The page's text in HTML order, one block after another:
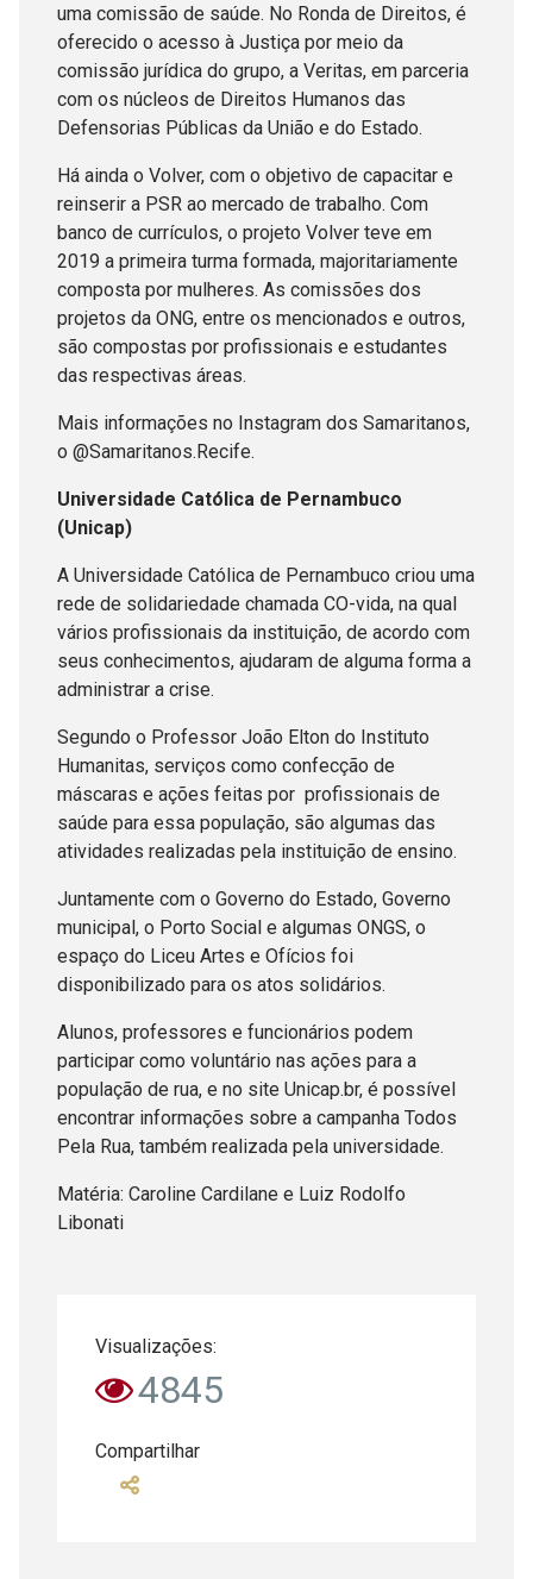
uma comissão de saúde. No Ronda de Direitos, é
oferecido o acesso à Justiça por meio da
comissão jurídica do grupo, a Veritas, em parceria
com os núcleos de Direitos Humanos das
Defensorias Públicas da União e do Estado.
Há ainda o Volver, com o objetivo de capacitar e
reinserir a PSR ao mercado de trabalho. Com
banco de currículos, o projeto Volver teve em
2019 a primeira turma formada, majoritariamente
composta por mulheres. As comissões dos
projetos da ONG, entre os mencionados e outros,
são compostas por profissionais e estudantes
das respectivas áreas.
Mais informações no Instagram dos Samaritanos,
o @Samaritanos.Recife.
Universidade Católica de Pernambuco
(Unicap)
A Universidade Católica de Pernambuco criou uma
rede de solidariedade chamada CO-vida, na qual
vários profissionais da instituição, de acordo com
seus conhecimentos, ajudaram de alguma forma a
administrar a crise.
Segundo o Professor João Elton do Instituto
Humanitas, serviços como confecção de
máscaras e ações feitas por profissionais de
saúde para essa população, são algumas das
atividades realizadas pela instituição de ensino.
Juntamente com o Governo do Estado, Governo
municipal, o Porto Social e algumas ONGS, o
espaço do Liceu Artes e Ofícios foi
disponibilizado para os atos solidários.
Alunos, professores e funcionários podem
participar como voluntário nas ações para a
população de rua, e no site Unicap.br, é possível
encontrar informações sobre a campanha Todos
Pela Rua, também realizada pela universidade.
Matéria: Caroline Cardilane e Luiz Rodolfo
Libonati
Visualizações:
4845
Compartilhar